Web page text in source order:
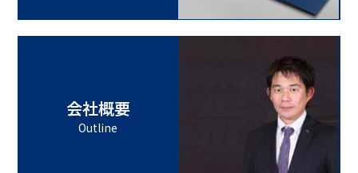
会社概要
Outline